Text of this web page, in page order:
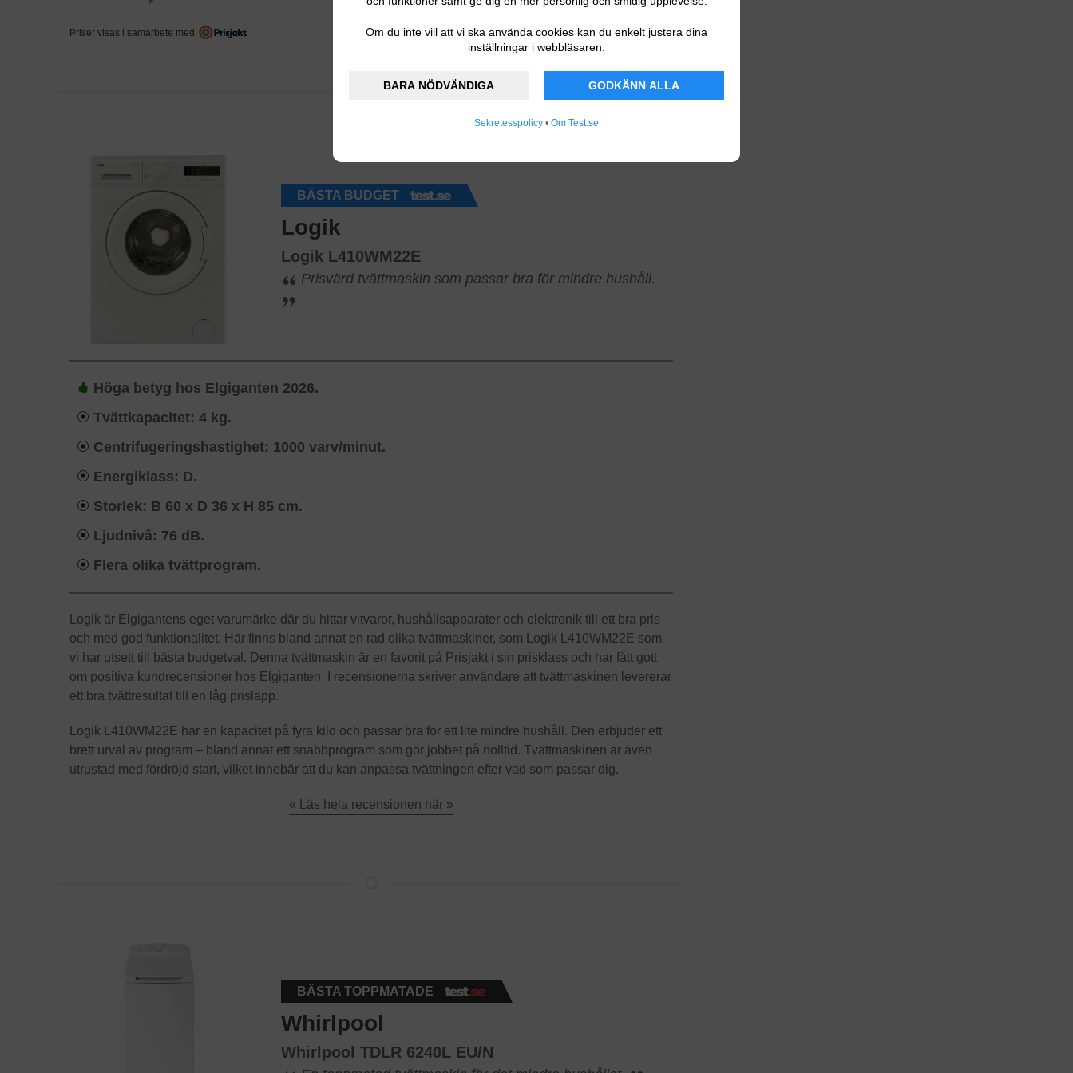
Om du inte vill att vi ska använda cookies kan du enkelt justera dina
inställningar i webbläsaren.
BARA NÖDVÄNDIGA GODKÄNN ALLA
Sekretesspolicy • Om Test.se
Priser visas i samarbete med
BÄSTA BUDGET
Logik
Logik L410WM22E
Prisvärd tvättmaskin som passar bra för mindre hushåll.
Höga betyg hos Elgiganten 2026.
Tvättkapacitet: 4 kg.
Centrifugeringshastighet: 1000 varv/minut.
Energiklass: D.
Storlek: B 60 x D 36 x H 85 cm.
Ljudnivå: 76 dB.
Flera olika tvättprogram.
Logik är Elgigantens eget varumärke där du hittar vitvaror, hushållsapparater och elektronik till ett bra pris
och med god funktionalitet. Här finns bland annat en rad olika tvättmaskiner, som Logik L410WM22E som
vi har utsett till bästa budgetval. Denna tvättmaskin är en favorit på Prisjakt i sin prisklass och har fått gott
om positiva kundrecensioner hos Elgiganten. I recensionerna skriver användare att tvättmaskinen levererar
ett bra tvättresultat till en låg prislapp.
Logik L410WM22E har en kapacitet på fyra kilo och passar bra för ett lite mindre hushåll. Den erbjuder ett
brett urval av program – bland annat ett snabbprogram som gör jobbet på nolltid. Tvättmaskinen är även
utrustad med fördröjd start, vilket innebär att du kan anpassa tvättningen efter vad som passar dig.
« Läs hela recensionen här »
BÄSTA TOPPMATADE
Whirlpool
Whirlpool TDLR 6240L EU/N